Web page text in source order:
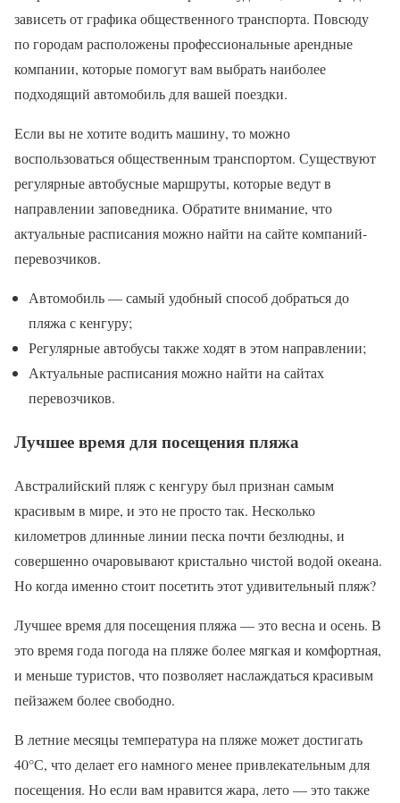
зависеть от графика общественного транспорта. Повсюду
по городам расположены профессиональные арендные
компании, которые помогут вам выбрать наиболее
подходящий автомобиль для вашей поездки.
Если вы не хотите водить машину, то можно
воспользоваться общественным транспортом. Существуют
регулярные автобусные маршруты, которые ведут в
направлении заповедника. Обратите внимание, что
актуальные расписания можно найти на сайте компаний-
перевозчиков.
Автомобиль — самый удобный способ добраться до
пляжа с кенгуру;
Регулярные автобусы также ходят в этом направлении;
Актуальные расписания можно найти на сайтах
перевозчиков.
Лучшее время для посещения пляжа
Австралийский пляж с кенгуру был признан самым
красивым в мире, и это не просто так. Несколько
километров длинные линии песка почти безлюдны, и
совершенно очаровывают кристально чистой водой океана.
Но когда именно стоит посетить этот удивительный пляж?
Лучшее время для посещения пляжа — это весна и осень. В
это время года погода на пляже более мягкая и комфортная,
и меньше туристов, что позволяет наслаждаться красивым
пейзажем более свободно.
В летние месяцы температура на пляже может достигать
40°С, что делает его намного менее привлекательным для
посещения. Но если вам нравится жара, лето — это также